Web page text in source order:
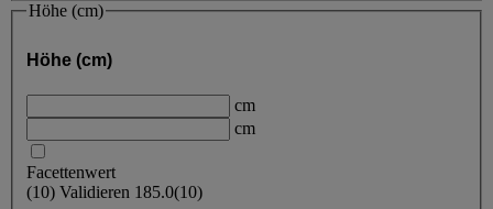
Höhe (cm)
Höhe (cm)
cm
cm
Facettenwert
(10) Validieren 185.0(10)